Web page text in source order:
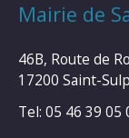
Mairie de
46B, Route de
17200 Saint-
Tel: 05 46 39 05